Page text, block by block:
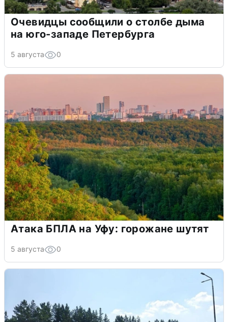
Очевидцы сообщили о столбе дыма
на юго-западе Петербурга
5 августа 0
Атака БПЛА на Уфу: горожане шутят
5 августа 0